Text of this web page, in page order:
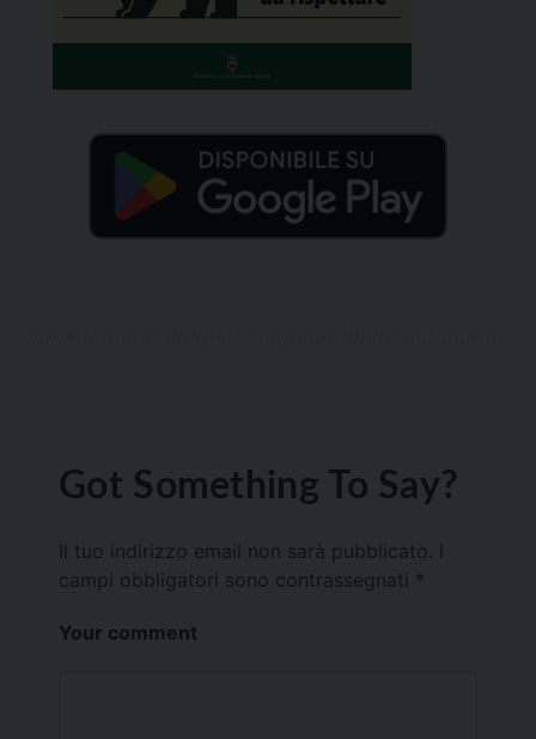
Got Something To Say?
Il tuo indirizzo email non sarà pubblicato.
campi obbligatori sono contrassegnati *
Your comment